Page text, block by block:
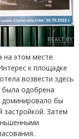
на этом месте
к площадке
возвести здесь
была одобрена
доминировало бы
застройкой. Затем